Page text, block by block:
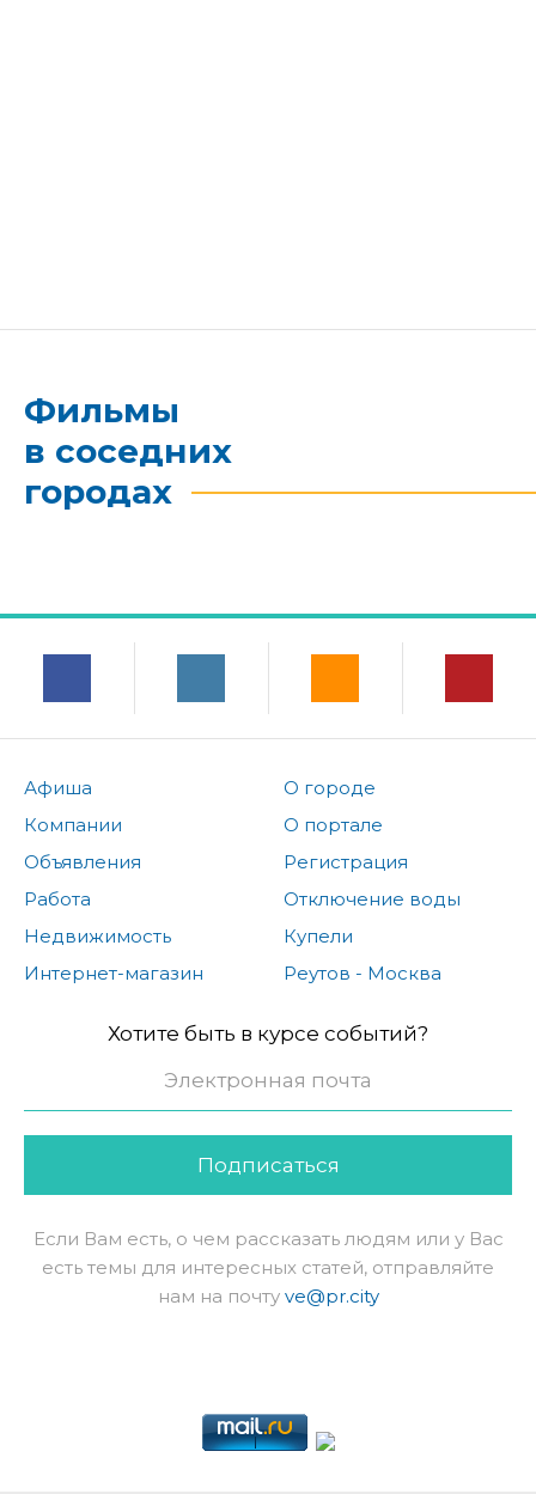
Фильмы
в соседних
городах
Афиша
Компании
Объявления
Работа
Недвижимость
Интернет-магазин
О городе
О портале
Регистрация
Отключение воды
Купели
Реутов - Москва
Хотите быть в курсе событий?
Подписаться
Если Вам есть, о чем рассказать людям или у Вас
есть темы для интересных статей, отправляйте
нам на почту ve@pr.city